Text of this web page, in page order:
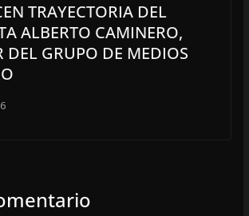
TRAYECTORIA DEL
ALBERTO CAMINERO,
DEL GRUPO DE MEDIOS